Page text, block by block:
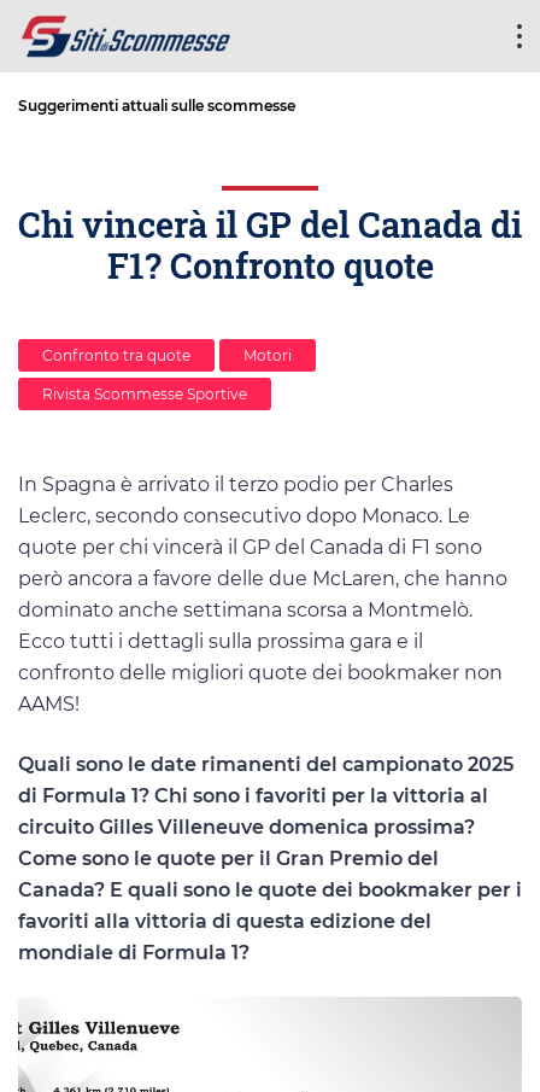
Suggerimenti attuali sulle scommesse
Chi vincerà il GP del Canada di
F1? Confronto quote
Confronto tra quote Motori
Rivista Scommesse Sportive
In Spagna è arrivato il terzo podio per Charles
Leclerc, secondo consecutivo dopo Monaco. Le
quote per chi vincerà il GP del Canada di F1 sono
però ancora a favore delle due McLaren, che hanno
dominato anche settimana scorsa a Montmelò.
Ecco tutti i dettagli sulla prossima gara e il
confronto delle migliori quote dei bookmaker non
AAMS!
Quali sono le date rimanenti del campionato 2025
di Formula 1? Chi sono i favoriti per la vittoria al
circuito Gilles Villeneuve domenica prossima?
Come sono le quote per il Gran Premio del
Canada? E quali sono le quote dei bookmaker per i
favoriti alla vittoria di questa edizione del
mondiale di Formula 1?